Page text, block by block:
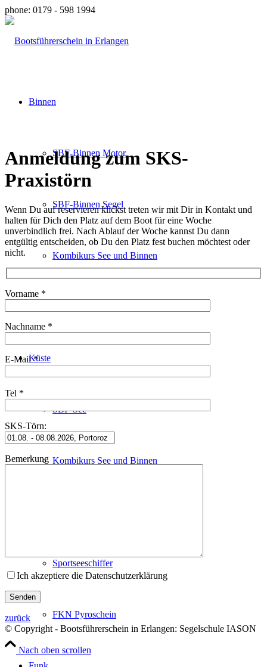
phone: 0179 - 598 1994
Binnen
SBF-Binnen Motor
SBF-Binnen Segel
Kombikurs See und Binnen
Küste
SBF-See
Kombikurs See und Binnen
Sportseeschiffer
FKN Pyroschein
Anmeldung zum SKS-
Praxistörn
Wenn Du auf reservieren klickst treten wir mit Dir in Kontakt und
halten für Dich den Platz auf dem Boot für eine Woche
unverbindlich frei. Nach Ablauf der Woche kannst Du dann
entgültig entscheiden, ob Du den Platz fest buchen möchtest oder
nicht.
Vorname *
Nachname *
E-Mail *
Tel *
SKS-Törn:
Bemerkung
Ich akzeptiere die Datenschutzerklärung
zurück
© Copyright - Bootsführerschein in Erlangen: Segelschule IASON
Nach oben scrollen